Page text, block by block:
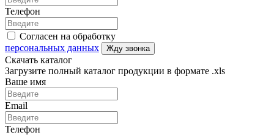
Телефон
Согласен на обработку
персональных данных
Жду звонка
Скачать каталог
Загрузите полный каталог продукции в формате .xls
Ваше имя
Email
Телефон